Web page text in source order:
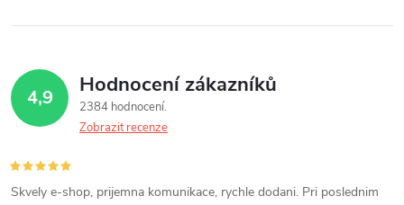
4,9 Hodnocení zákazníků
2384 hodnocení
Zobrazit recenze
Skvely e-shop, prijemna komunikace, rychle dodani. Pri poslednim